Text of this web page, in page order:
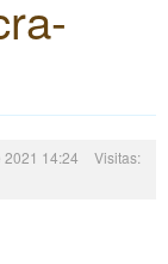
14:24
Visitas: